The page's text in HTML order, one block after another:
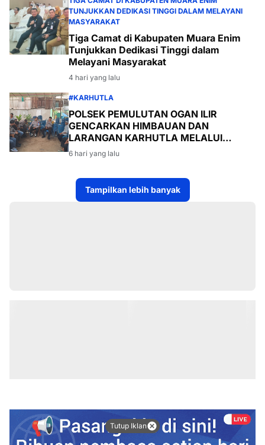
TUNJUKKAN DEDIKASI TINGGI DALAM MELAYANI
MASYARAKAT
Tiga Camat di Kabupaten Muara Enim
Tunjukkan Dedikasi Tinggi dalam
Melayani Masyarakat
4 hari yang lalu
#KARHUTLA
POLSEK PEMULUTAN OGAN ILIR
GENCARKAN HIMBAUAN DAN
LARANGAN KARHUTLA MELALUI
PROGRAM TSKD (TOURING SAMBANG
KE DESA-DESA
6 hari yang lalu
Tampilkan lebih banyak
Tutup Iklan